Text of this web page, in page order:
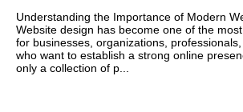
Understanding the Importance of Modern
Website design has become one of the
for businesses, organizations,
who want to establish a strong online
only a collection of p...